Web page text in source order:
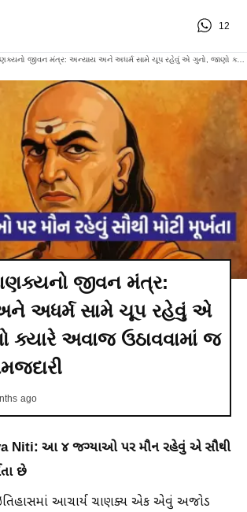
12
આચાર્ય ચાણક્યનો જીવન મંત્ર: અન્યાય અને અધર્મ સામે ચૂપ રહેવું એ ગુનો, જાણો ક્યારે અવાજ ઉઠાવવામાં જ છે સાચી સમજદારી
જીવન મંત્ર:
અધર્મ સામે ચૂપ રહેવું એ
ક્યારે અવાજ ઉઠાવવામાં જ
ago
Niti: આ ૪ જગ્યાઓ પર મૌન રહેવું એ સૌથી
છે
આચાર્ય ચાણક્ય એક એવું અજોડ